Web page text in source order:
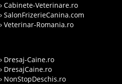
› Cabinete-Veterinare.ro
› SalonFrizerieCanina.com
› Veterinar-Romania.ro
› Dresaj-Caine.ro
› DresajCaine.ro
› NonStopDeschis.ro